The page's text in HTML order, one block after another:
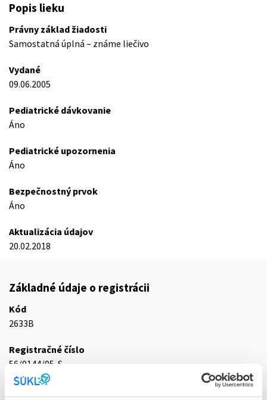
Popis lieku
Právny základ žiadosti
Samostatná úplná – známe liečivo
Vydané
09.06.2005
Pediatrické dávkovanie
Áno
Pediatrické upozornenia
Áno
Bezpečnostný prvok
Áno
Aktualizácia údajov
20.02.2018
Základné údaje o registrácii
Kód
2633B
Registračné číslo
56/0144/05-S